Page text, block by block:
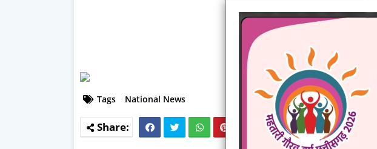
Tags National News